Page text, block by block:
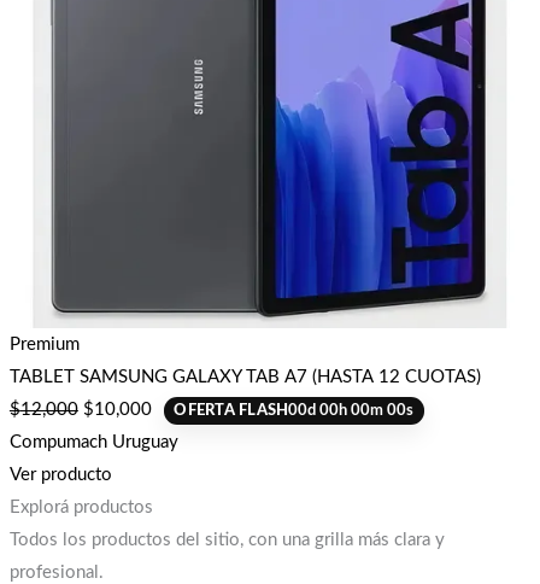
Premium
TABLET SAMSUNG GALAXY TAB A7 (HASTA 12 CUOTAS)
$12,000 $10,000 OFERTA FLASH00d00h00m00s
Compumach Uruguay
Ver producto
Explorá productos
Todos los productos del sitio, con una grilla más clara y
profesional.